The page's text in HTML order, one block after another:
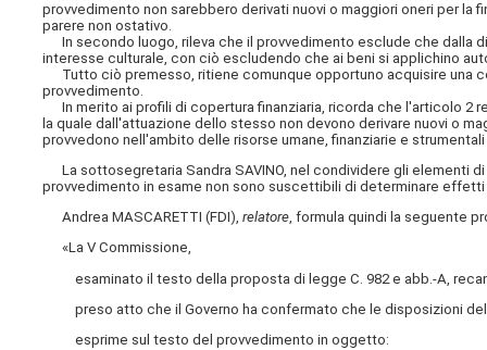
provvedimento non sarebbero derivati nuovi o maggiori oneri per la
parere non ostativo.
In secondo luogo, rileva che il provvedimento esclude che dalla
interesse culturale, con ciò escludendo che ai beni si applichino
Tutto ciò premesso, ritiene comunque opportuno acquisire una
provvedimento.
In merito ai profili di copertura finanziaria, ricorda che l'articolo 2
la quale dall'attuazione dello stesso non devono derivare nuovi o
provvedono nell'ambito delle risorse umane, finanziarie e
La sottosegretaria Sandra SAVINO, nel condividere gli elementi
provvedimento in esame non sono suscettibili di determinare effetti
Andrea MASCARETTI (FDI),relatore, formula quindi la seguente
«La V Commissione,
esaminato il testo della proposta di legge C. 982 e abb.-A,
preso atto che il Governo ha confermato che le disposizioni del
esprime sul testo del provvedimento in oggetto: